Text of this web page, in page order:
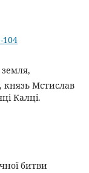
104
князь Мстислав
Калці.
битви